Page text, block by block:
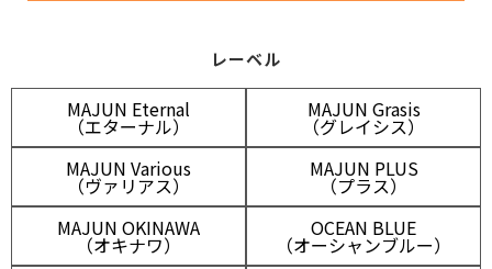
レーベル
MAJUN Eternal
（エターナル）
MAJUN Grasis
（グレイシス）
MAJUN Various
（ヴァリアス）
MAJUN PLUS
（プラス）
MAJUN OKINAWA
（オキナワ）
OCEAN BLUE
（オーシャンブルー）